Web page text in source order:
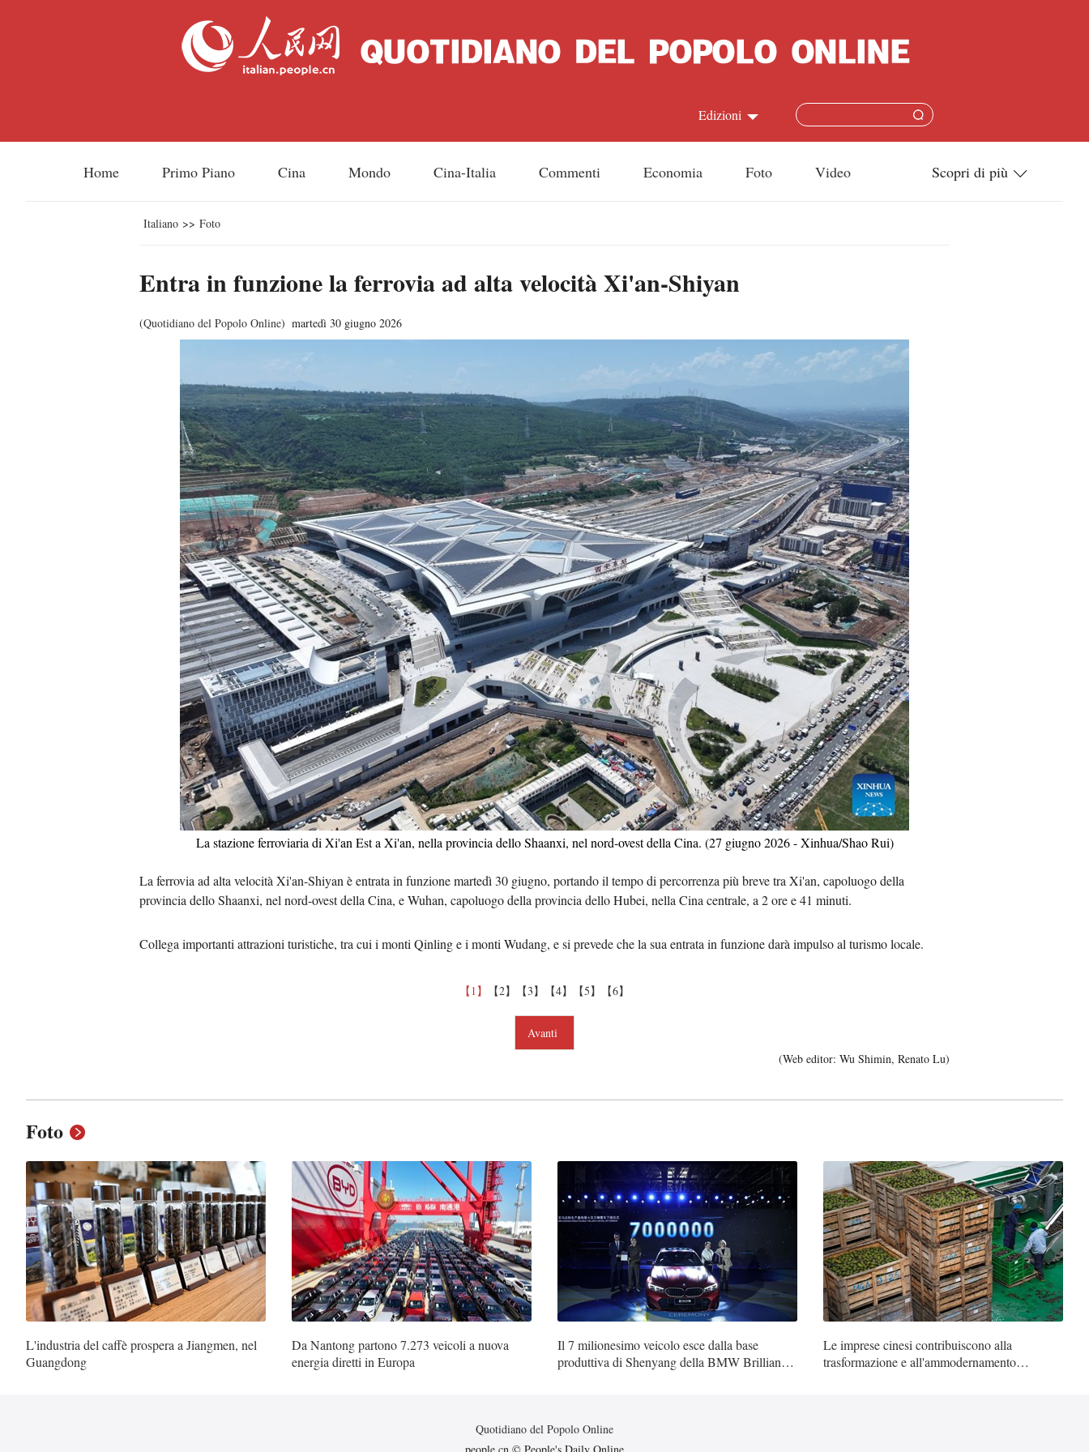
Edizioni
Français
Русский
عربي
한국어
Deutsch
Português
Kiswahili
Қазақ тілі
ภาษาไทย
Bahasa Melayu
Ελληνικά
Tiếng Việt
اردو
हिन्दी
Home Primo Piano Cina Mondo Cina-Italia Commenti Economia Foto Video Scopri di più
Italiano >> Foto
Entra in funzione la ferrovia ad alta velocità Xi'an-Shiyan
(Quotidiano del Popolo Online) martedì 30 giugno 2026
La stazione ferroviaria di Xi'an Est a Xi'an, nella provincia dello Shaanxi, nel nord-ovest della Cina. (27 giugno 2026 - Xinhua/Shao Rui)
La ferrovia ad alta velocità Xi'an-Shiyan è entrata in funzione martedì 30 giugno, portando il tempo di percorrenza più breve tra Xi'an, capoluogo della
provincia dello Shaanxi, nel nord-ovest della Cina, e Wuhan, capoluogo della provincia dello Hubei, nella Cina centrale, a 2 ore e 41 minuti.
Collega importanti attrazioni turistiche, tra cui i monti Qinling e i monti Wudang, e si prevede che la sua entrata in funzione darà impulso al turismo locale.
【1】 【2】 【3】 【4】 【5】 【6】
Avanti
(Web editor: Wu Shimin, Renato Lu)
Foto
L'industria del caffè prospera a Jiangmen, nel
Guangdong
Da Nantong partono 7.273 veicoli a nuova
energia diretti in Europa
Il 7 milionesimo veicolo esce dalla base
produttiva di Shenyang della BMW Brilliance,
Le imprese cinesi contribuiscono alla
trasformazione e all'ammodernamento
Quotidiano del Popolo Online